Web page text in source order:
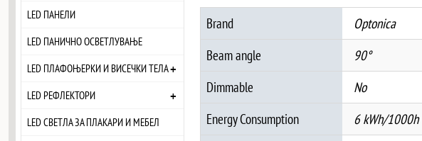
LED ПАНЕЛИ
LED ПАНИЧНО ОСВЕТЛУВАЊЕ
LED ПЛАФОЊЕРКИ И ВИСЕЧКИ ТЕЛА+
LED РЕФЛЕКТОРИ +
LED СВЕТЛА ЗА ПЛАКАРИ И МЕБЕЛ
Brand
Optonica
Beam angle
90°
Dimmable
No
Energy Consumption
6 kWh/1000h